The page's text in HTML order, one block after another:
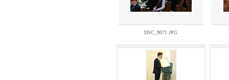
DSC_9071.JPG